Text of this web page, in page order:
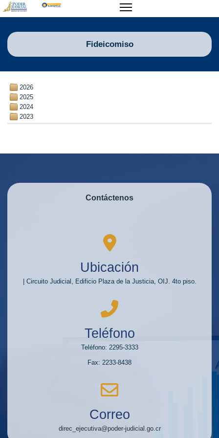
Fideicomiso
2026
2025
2024
2023
Contáctenos
Ubicación
| Circuito Judicial, Edificio Plaza de la Justicia, OIJ. 4to piso.
Teléfono
Teléfono: 2295-3333
Fax: 2233-8438
Correo
direc_ejecutiva@poder-judicial.go.cr